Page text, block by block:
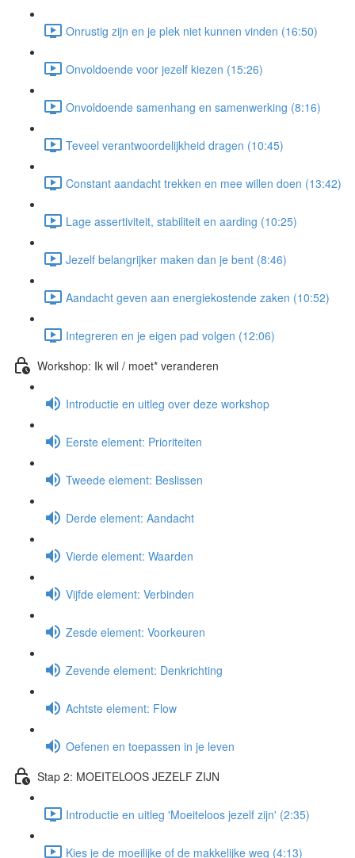
Onrustig zijn en je plek niet kunnen vinden (16:50)
Onvoldoende voor jezelf kiezen (15:26)
Onvoldoende samenhang en samenwerking (8:16)
Teveel verantwoordelijkheid dragen (10:45)
Constant aandacht trekken en mee willen doen (13:42)
Lage assertiviteit, stabiliteit en aarding (10:25)
Jezelf belangrijker maken dan je bent (8:46)
Aandacht geven aan energiekostende zaken (10:52)
Integreren en je eigen pad volgen (12:06)
Workshop: Ik wil / moet* veranderen
Introductie en uitleg over deze workshop
Eerste element: Prioriteiten
Tweede element: Beslissen
Derde element: Aandacht
Vierde element: Waarden
Vijfde element: Verbinden
Zesde element: Voorkeuren
Zevende element: Denkrichting
Achtste element: Flow
Oefenen en toepassen in je leven
Stap 2: MOEITELOOS JEZELF ZIJN
Introductie en uitleg 'Moeiteloos jezelf zijn' (2:35)
Kies je de moeilijke of de makkelijke weg (4:13)